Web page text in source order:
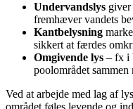
Undervandslys giver
fremhæver vandets
Kantbelysning
sikkert at færdes
Omgivende lys – fx i
poolområdet sammen
Ved at arbejde med lag af